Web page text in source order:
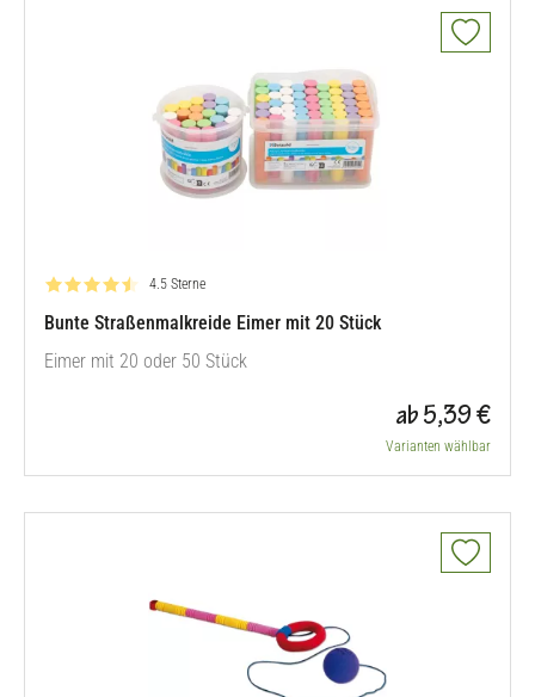
Bewertung: 4.5 von 5
4.5 Sterne
Bunte Straßenmalkreide Eimer mit 20 Stück
Eimer mit 20 oder 50 Stück
ab 5,39 €
Varianten wählbar